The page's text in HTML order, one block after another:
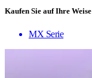
Kaufen Sie auf Ihre Weise
MX Serie